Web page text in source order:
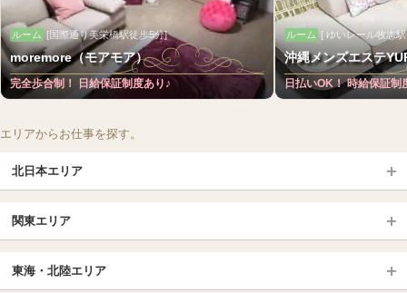
ルーム [国際通り美栄橋駅徒歩5分]
moremore（モアモア）
完全歩合制！ 日給保証制度あり♪
ルーム [ ゆいレール牧志
沖縄メンズエステ
日払いOK！ 時給保証制
エリアからお仕事を探す。
北日本エリア
北海道（札幌・旭川・函館）
青森
岩手 (盛岡・北上)
関東エリア
大宮・浦和・川口 越谷・春日部
東海・北陸エリア